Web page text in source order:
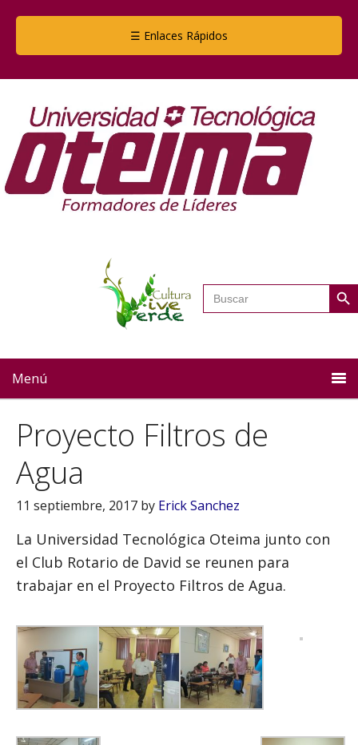
☰ Enlaces Rápidos
Buscar: Botón
Menú
Proyecto Filtros de
Agua
11 septiembre, 2017 by Erick Sanchez
La Universidad Tecnológica Oteima junto con
el Club Rotario de David se reunen para
trabajar en el Proyecto Filtros de Agua.